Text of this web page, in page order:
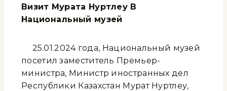
Визит Мурата Нуртлеу В
Национальный музей
25.01.2024 года, Национальный музей
посетил заместитель Премьер-
министра, Министр иностранных дел
Республики Казахстан Мурат Нуртлеу,